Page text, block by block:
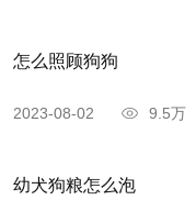
怎么照顾狗狗
2023-08-02 9.5万
幼犬狗粮怎么泡